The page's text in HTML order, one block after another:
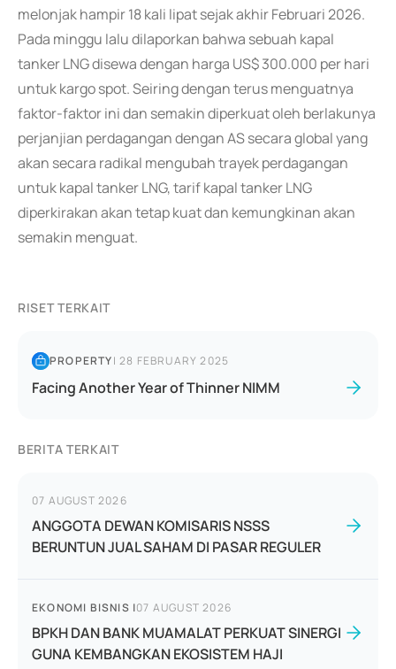
melonjak hampir 18 kali lipat sejak akhir Februari 2026.
Pada minggu lalu dilaporkan bahwa sebuah kapal
tanker LNG disewa dengan harga US$ 300.000 per hari
untuk kargo spot. Seiring dengan terus menguatnya
faktor-faktor ini dan semakin diperkuat oleh berlakunya
perjanjian perdagangan dengan AS secara global yang
akan secara radikal mengubah trayek perdagangan
untuk kapal tanker LNG, tarif kapal tanker LNG
diperkirakan akan tetap kuat dan kemungkinan akan
semakin menguat.
RISET TERKAIT
PROPERTY|28 FEBRUARY 2025
Facing Another Year of Thinner NIMM
BERITA TERKAIT
07 AUGUST 2026
ANGGOTA DEWAN KOMISARIS NSSS
BERUNTUN JUAL SAHAM DI PASAR REGULER
EKONOMI BISNIS |07 AUGUST 2026
BPKH DAN BANK MUAMALAT PERKUAT SINERGI
GUNA KEMBANGKAN EKOSISTEM HAJI